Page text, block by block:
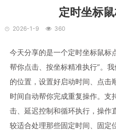
定时坐标
2026-1-9 360
今天分享的是一个定时坐标鼠标
帮你点击、按坐标精准执行”。
的位置，设置好启动时间、点击
时间自动帮你完成重复操作。支
击、延迟控制和循环执行，操作
较适合处理那些固定时间、固定